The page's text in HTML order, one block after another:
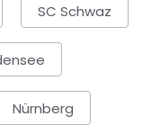
SC Schwaz
Nürnberg